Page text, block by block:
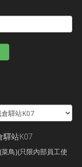
驛站K07
鳥)(只限內部員工使